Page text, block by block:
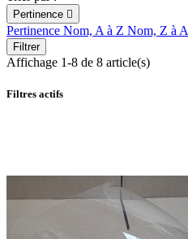
Pertinence 
Pertinence Nom, A à Z Nom, Z à A
Filtrer
Affichage 1-8 de 8 article(s)
Filtres actifs